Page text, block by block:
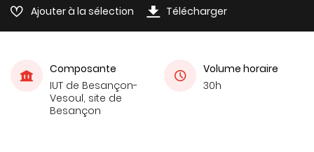
Ajouter à la sélection Télécharger
Composante
IUT de Besançon-
Vesoul, site de
Besançon
Volume horaire
30h